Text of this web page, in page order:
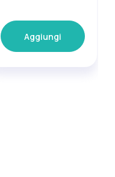
Aggiungi